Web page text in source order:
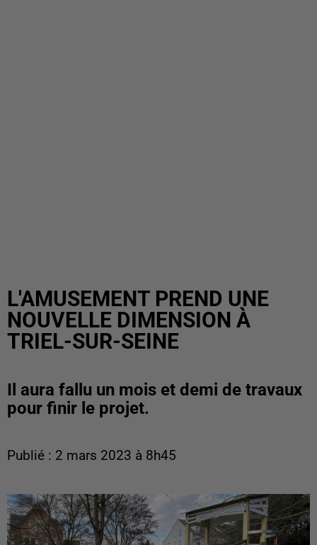
L'AMUSEMENT PREND UNE
NOUVELLE DIMENSION À
TRIEL-SUR-SEINE
Il aura fallu un mois et demi de travaux
pour finir le projet.
Publié : 2 mars 2023 à 8h45